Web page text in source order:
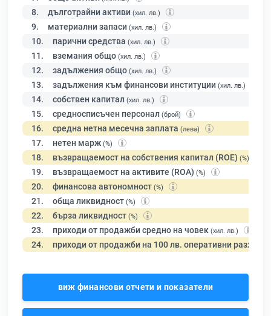
8. дълготрайни активи (хил. лв.)
9. материални запаси (хил. лв.)
10. парични средства (хил. лв.)
11. вземания общо (хил. лв.)
12. задължения общо (хил. лв.)
13. задължения към финансови институции (хил. лв.)
14. собствен капитал (хил. лв.)
15. средносписъчен персонал (брой)
16. средна нетна месечна заплата (лева)
17. нетен марж (%)
18. възвращаемост на собствения капитал (ROE) (%)
19. възвращаемост на активите (ROA) (%)
20. финансова автономност (%)
21. обща ликвидност (%)
22. бърза ликвидност (%)
23. приходи от продажби средно на човек (хил. лв.)
24. приходи от продажби на 100 лв. оперативни разходи
виж финансови отчети и показатели